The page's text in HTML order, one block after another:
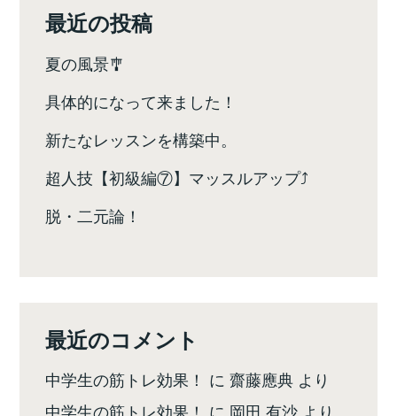
ン最近の投稿
夏の風景🎐
具体的になって来ました！
新たなレッスンを構築中。
超人技【初級編⑦】マッスルアップ⤴️
脱・二元論！
最近のコメント
中学生の筋トレ効果！ に齋藤應典 より
中学生の筋トレ効果！ に 岡田 有沙 より